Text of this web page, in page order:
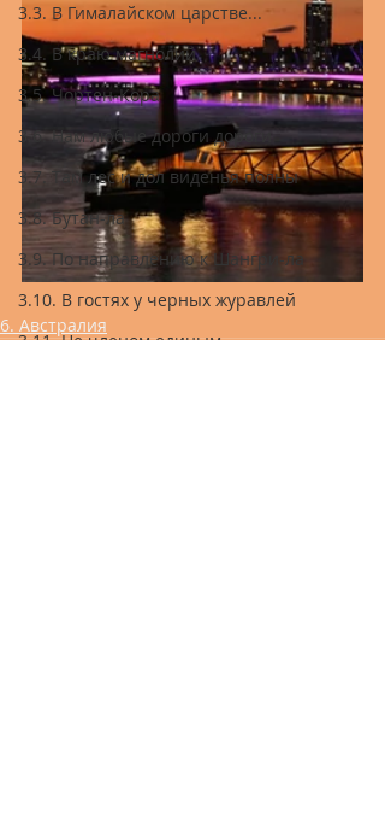
3.3. В Гималайском царстве...
3.4. В краю магнолий
3.5. Чортен-Кора
3.6. Нам любые дороги дороги
3.7. Там лес и дол виденья полны
3.8. Бутан-ла
3.9. По направлению к Шангри-ла
3.10. В гостях у черных журавлей
3.11. Не членом единым
6. Австралия